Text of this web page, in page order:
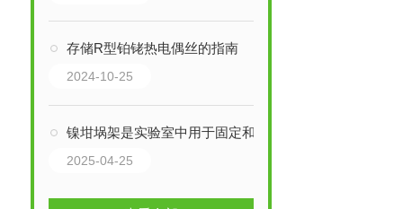
存储R型铂铑热电偶丝的指南
2024-10-25
镍坩埚架是实验室中用于固定和放置镍坩埚的金属支架
2025-04-25